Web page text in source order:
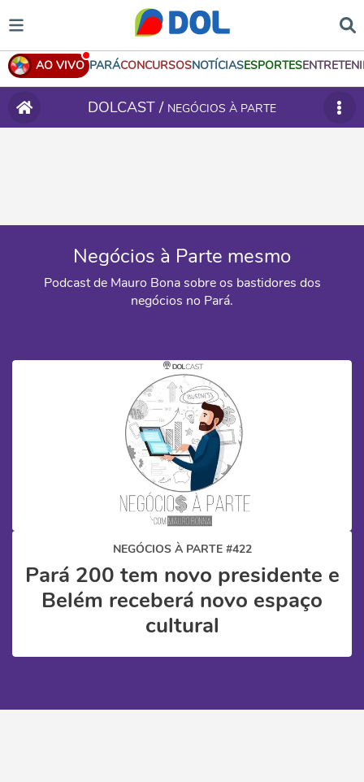
AO VIVO PARÁCONCURSOSNOTÍCIASESPORTES
DOLCAST / NEGÓCIOS À PARTE
Negócios à Parte mesmo
Podcast de Mauro Bona sobre os bastidores dos
negócios no Pará.
NEGÓCIOS À PARTE #422
Pará 200 tem novo presidente e
Belém receberá novo espaço
cultural